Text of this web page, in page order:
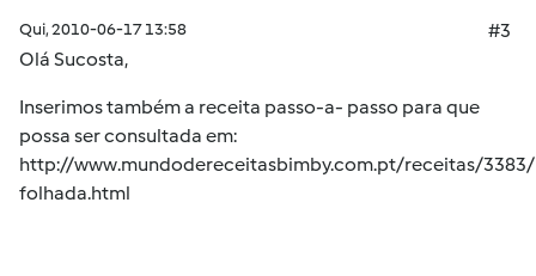
Qui, 2010-06-17 13:58
#3
Olá Sucosta,
Inserimos também a receita passo-a- passo para que
possa ser consultada em:
http://www.mundodereceitasbimby.com.pt/receitas/
folhada.html